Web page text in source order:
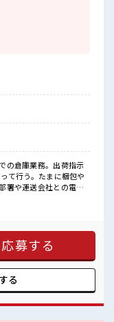
しょう！
の倉庫業務。出荷指示
て行う。たまに梱包や
署や運送会社との電話
ドや大動物のお薬 ■
ベーションもUP≫ 派手
)≪未経験でも活躍で
不安だけど、 しっか
スキルUP・ステップ
った期間で働ける≫ 福
ス完備！ 持ち物が多い
職場♪
応募する
る